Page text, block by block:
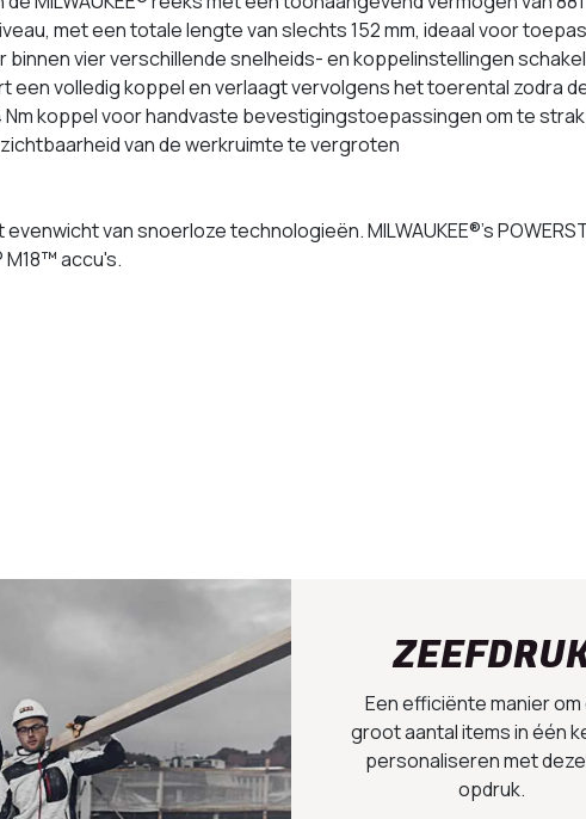
met een totale lengte van slechts 152 mm, ideaal voor
binnen vier verschillende snelheids- en koppelinstellingen
volledig koppel en verlaagt vervolgens het toerental zodra
koppel voor handvaste bevestigingstoepassingen om te
van de werkruimte te vergroten
van snoerloze technologieën. MILWAUKEE®'s
M18™ accu's.
Een efficiënte manier om
groot aantal items in één
personaliseren met
opdruk.